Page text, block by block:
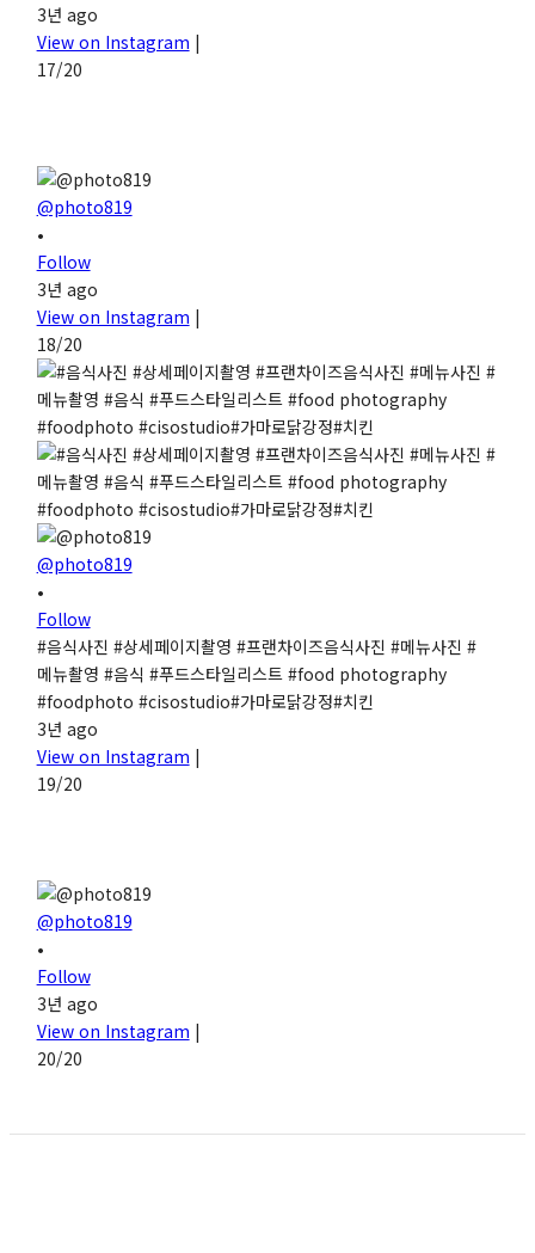
3년 ago
View on Instagram |
17/20
@photo819
•
Follow
3년 ago
View on Instagram |
18/20
@photo819
•
Follow
#음식사진 #상세페이지촬영 #프랜차이즈음식사진 #메뉴사진 #
메뉴촬영 #음식 #푸드스타일리스트 #food photography
#foodphoto #cisostudio#가마로닭강정#치킨
3년 ago
View on Instagram |
19/20
@photo819
•
Follow
3년 ago
View on Instagram |
20/20